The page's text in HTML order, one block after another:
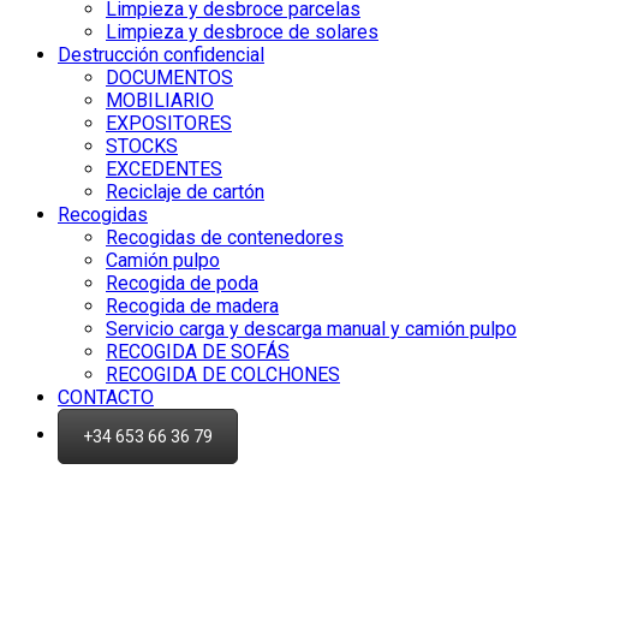
Limpieza y desbroce parcelas
Limpieza y desbroce de solares
Destrucción confidencial
DOCUMENTOS
MOBILIARIO
EXPOSITORES
STOCKS
EXCEDENTES
Reciclaje de cartón
Recogidas
Recogidas de contenedores
Camión pulpo
Recogida de poda
Recogida de madera
Servicio carga y descarga manual y camión pulpo
RECOGIDA DE SOFÁS
RECOGIDA DE COLCHONES
CONTACTO
+34 653 66 36 79